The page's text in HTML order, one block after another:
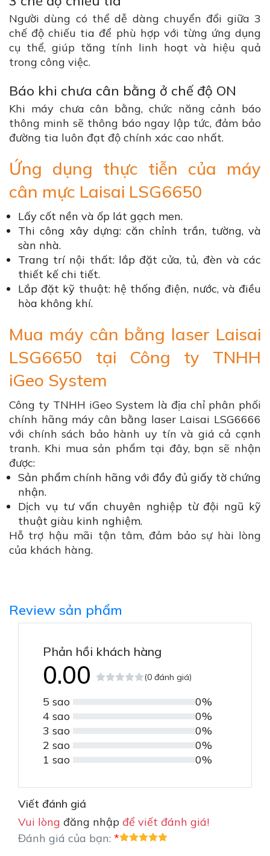
Người dùng có thể dễ dàng chuyển đổi giữa 3
chế độ chiếu tia để phù hợp với từng ứng dụng
cụ thể, giúp tăng tính linh hoạt và hiệu quả
trong công việc.
Báo khi chưa cân bằng ở chế độ ON
Khi máy chưa cân bằng, chức năng cảnh báo
thông minh sẽ thông báo ngay lập tức, đảm bảo
đường tia luôn đạt độ chính xác cao nhất.
Ứng dụng thực tiễn của máy
cân mực Laisai LSG6650
Lấy cốt nền và ốp lát gạch men.
Thi công xây dựng: căn chỉnh trần, tường, và
sàn nhà.
Trang trí nội thất: lắp đặt cửa, tủ, đèn và các
thiết kế chi tiết.
Lắp đặt kỹ thuật: hệ thống điện, nước, và điều
hòa không khí.
Mua máy cân bằng laser Laisai
LSG6650 tại Công ty TNHH
iGeo System
Công ty TNHH iGeo System là địa chỉ phân phối
chính hãng máy cân bằng laser Laisai LSG6666
với chính sách bảo hành uy tín và giá cả cạnh
tranh. Khi mua sản phẩm tại đây, bạn sẽ nhận
được:
Sản phẩm chính hãng với đầy đủ giấy tờ chứng
nhận.
Dịch vụ tư vấn chuyên nghiệp từ đội ngũ kỹ
thuật giàu kinh nghiệm.
Hỗ trợ hậu mãi tận tâm, đảm bảo sự hài lòng
của khách hàng.
Review sản phẩm
Phản hồi khách hàng
0.00 (0 đánh giá)
5 sao
0%
4 sao
0%
3 sao
0%
2 sao
0%
1 sao
0%
Viết đánh giá
Vui lòng đăng nhập để viết đánh giá!
Đánh giá của bạn: